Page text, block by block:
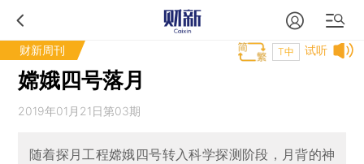
财新周刊 试听
T中
嫦娥四号落月
2019年01月21日第03期
随着探月工程嫦娥四号转入科学探测阶段，月背的神